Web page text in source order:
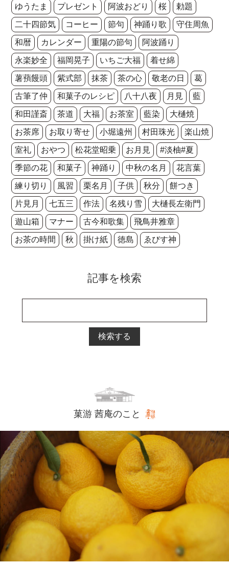
ゆうたま プレゼント 阿波おどり 桜 勅題
二十四節気 コーヒー 節句 神踊り歌 守住周魚
和暦 カレンダー 重陽の節句 阿波踊り
永楽妙全 福岡晃子 いちご大福 着せ綿
薯蕷饅頭 紫式部 抹茶 茶の心 敬老の日 葛
古筆了仲 和菓子のレシピ 八十八夜 月見 藍
和田謹斎 茶道 大福 お茶室 藍染 大樋焼
お茶席 お取り寄せ 小堀遠州 村田珠光 楽山焼
室礼 おやつ 松花堂昭乗 お月見 #淡柚#夏
季節の花 和菓子 神踊り 中秋の名月 花言葉
練り切り 風習 栗名月 子供 秋分 餅つき
片見月 七五三 作法 名残り雪 大樋長左衛門
遊山箱 マナー 古今和歌集 飛鳥井雅章
お茶の時間 秋 掛け紙 徳島 ゑびす神
記事を検索
検索する
菓游 茜庵のこと